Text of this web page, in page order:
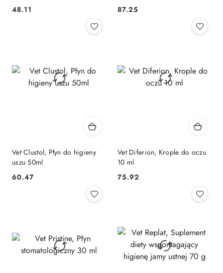
Cena:
48.11 Cena:
87.25
Vet Clustol, Płyn do higieny
uszu 50ml
Cena:
60.47
Vet Diferion, Krople do oczu
10 ml
Cena:
75.92